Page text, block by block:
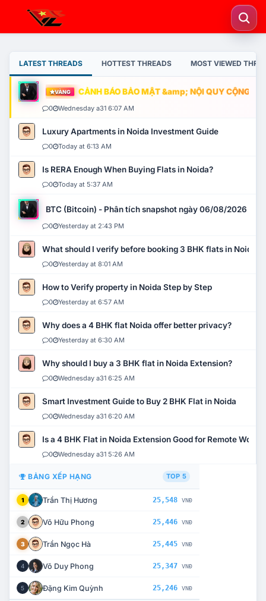
LATEST THREADS HOTTEST THREADS MOST VIEWED
VÀNG CẢNH BÁO BẢO MẬT &amp; NỘI QUY CỘNG
0 Wednesday a31 6:07 AM
Luxury Apartments in Noida Investment Guide
0 Today at 6:13 AM
Is RERA Enough When Buying Flats in Noida?
0 Today at 5:37 AM
BTC (Bitcoin) - Phân tích snapshot ngày 06/08/2026
0 Yesterday at 2:43 PM
What should I verify before booking 3 BHK flats in Noida?
0 Yesterday at 8:01 AM
How to Verify property in Noida Step by Step
0 Yesterday at 6:57 AM
Why does a 4 BHK flat Noida offer better privacy?
0 Yesterday at 6:30 AM
Why should I buy a 3 BHK flat in Noida Extension?
0 Wednesday a31 6:25 AM
Smart Investment Guide to Buy 2 BHK Flat in Noida
0 Wednesday a31 6:20 AM
Is a 4 BHK Flat in Noida Extension Good for Remote Work?
0 Wednesday a31 5:26 AM
BẢNG XẾP HẠNG TOP 5
1 Trần Thị Hương 25,548 VNĐ
2 Võ Hữu Phong 25,446 VNĐ
3 Trần Ngọc Hà 25,445 VNĐ
4 Võ Duy Phong 25,347 VNĐ
5 Đặng Kim Quỳnh 25,246 VNĐ